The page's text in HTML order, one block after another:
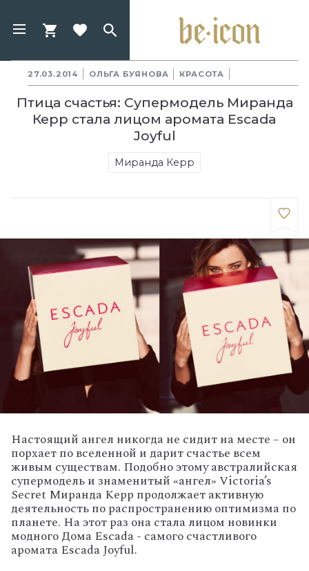
27.03.2014 ОЛЬГА БУЯНОВА КРАСОТА
Птица счастья: Супермодель Миранда
Керр стала лицом аромата Escada
Joyful
Миранда Керр
Настоящий ангел никогда не сидит на месте – он
порхает по вселенной и дарит счастье всем
живым существам. Подобно этому австралийская
супермодель и знаменитый «ангел» Victoria’s
Secret Миранда Керр продолжает активную
деятельность по распространению оптимизма по
планете. На этот раз она стала лицом новинки
модного Дома Escada - самого счастливого
аромата Escada Joyful.